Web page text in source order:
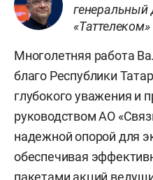
генеральный
«Таттелеком»
Многолетняя работа
благо Республики
глубокого уважения и
руководством АО
надежной опорой для
обеспечивая
пакетами акций